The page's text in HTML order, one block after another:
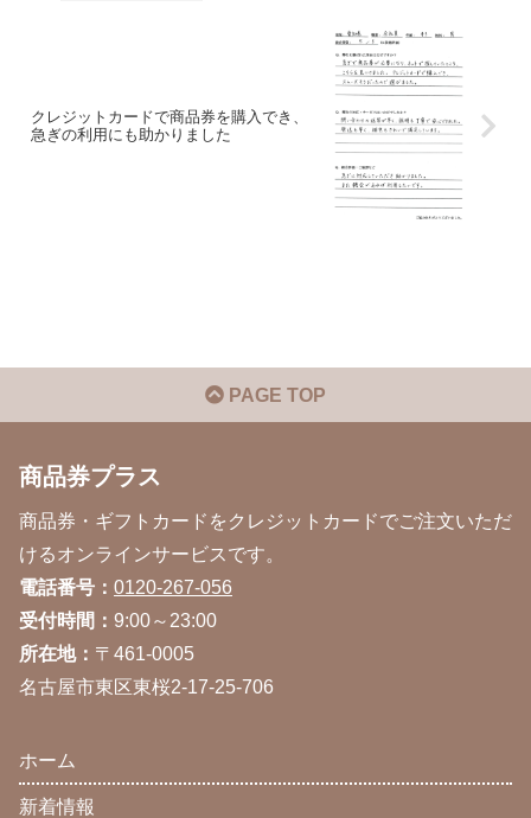
クレジットカードで商品券を購入でき、
急ぎの利用にも助かりました
PAGE TOP
商品券プラス
商品券・ギフトカードをクレジットカードでご注文いただ
けるオンラインサービスです。
電話番号： 0120-267-056
受付時間： 9:00～23:00
所在地： 〒461-0005
名古屋市東区東桜2-17-25-706
ホーム
新着情報